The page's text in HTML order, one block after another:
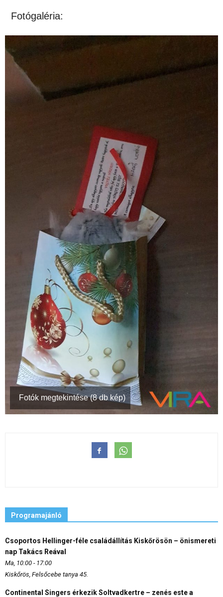
Fotógaléria:
Fotók megtekintése (8 db kép)
Programajánló
Csoportos Hellinger-féle családállítás Kiskőrösön – önismereti
nap Takács Reával
Ma, 10:00 - 17:00
Kiskőrös, Felsőcebe tanya 45.
Continental Singers érkezik Soltvadkertre – zenés este a